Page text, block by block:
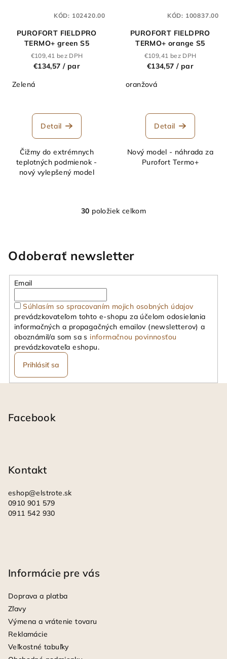
PUROFORT FIELDPRO
TERMO+ green S5
€109,41 bez DPH
€134,57/ par
Zelená
Detail
Čižmy do extrémnych
teplotných podmienok -
nový vylepšený model
KÓD: 102420.00
PUROFORT FIELDPRO
TERMO+ orange S5
€109,41 bez DPH
€134,57/ par
oranžová
Detail
Nový model - náhrada za
Purofort Termo+
KÓD: 100837.00
O
á
d
a
e
p
r
v
30 položiek celkom
Odoberať newsletter
Email
Súhlasím so spracovaním mojich osobných údajov
prevádzkovateľom tohto e-shopu za účelom odosielania
informačných a propagačných emailov (newsletterov) a
oboznámil/a som sa s informačnou povinnosťou
prevádzkovateľa eshopu.
Prihlásiť sa
Facebook
Kontakt
eshop@elstrote.sk
0910 901 579
0911 542 930
Informácie pre vás
Doprava a platba
Zľavy
Výmena a vrátenie tovaru
Reklamácie
Veľkostné tabuľky